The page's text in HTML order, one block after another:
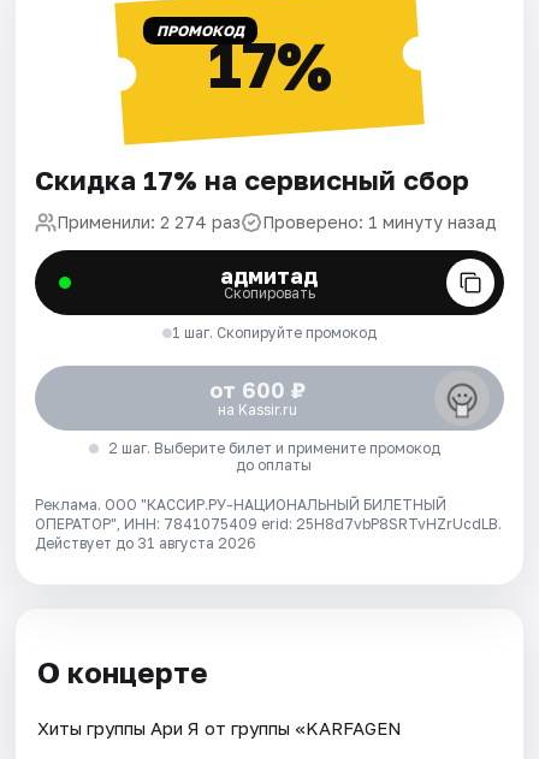
ПРОМОКОД17%
Скидка 17% на сервисный сбор
Применили: 2 274 раз Проверено: 1 минуту назад
адмитад
Скопировать
1 шаг. Скопируйте промокод
от 600 ₽
на Kassir.ru
2 шаг. Выберите билет и примените промокод
до оплаты
Реклама. ООО "КАССИР.РУ-НАЦИОНАЛЬНЫЙ БИЛЕТНЫЙ
ОПЕРАТОР", ИНН: 7841075409 erid: 25H8d7vbP8SRTvHZrUcdLB.
Действует до 31 августа 2026
О концерте
Хиты группы Ари Я от группы «KARFAGEN